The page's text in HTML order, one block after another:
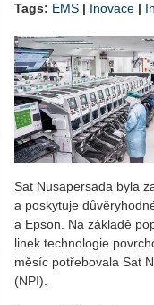
Tags: EMS | Ino­va­ce |
Sat Nusa­per­sa­da byla
a po­sky­tu­je
a Epson. Na zá­kla­dě
linek tech­no­lo­gie
měsíc po­tře­bo­va­la Sat
(NPI).